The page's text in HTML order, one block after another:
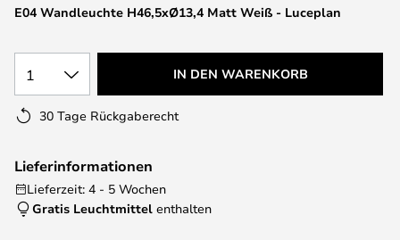
E04 Wandleuchte H46,5xØ13,4 Matt Weiß - Luceplan
1 IN DEN WARENKORB
30 Tage Rückgaberecht
Lieferinformationen
Lieferzeit: 4 - 5 Wochen
Gratis Leuchtmittel enthalten